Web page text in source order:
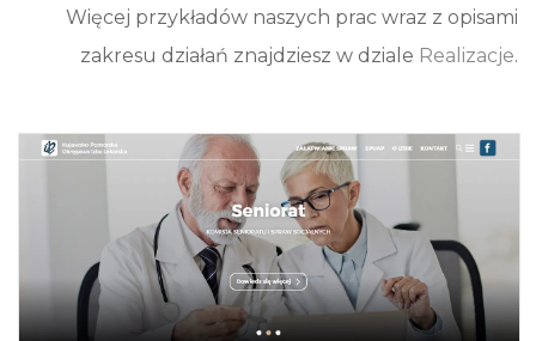
Więcej przykładów naszych prac wraz z opisami
zakresu działań znajdziesz w dziale Realizacje.